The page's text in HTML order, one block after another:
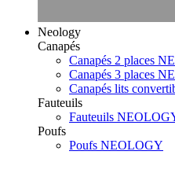
Neology
Canapés
Canapés 2 places
Canapés 3 places
Canapés lits
Fauteuils
Fauteuils
Poufs
Poufs NEOLOGY